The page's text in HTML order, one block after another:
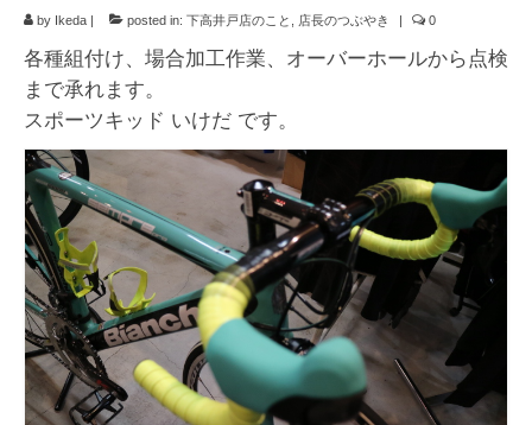
お知らせ
イベント/出店情報
アクセス・営業時間
お問い合わせ
オーダージャージ
スポーツキッド ホーム
by Ikeda | posted in: 下高井戸店のこと 店長のつぶやき | 0
各種組付け、場合加工作業、オーバーホールから点検
まで承れます。
スポーツキッド いけだ です。